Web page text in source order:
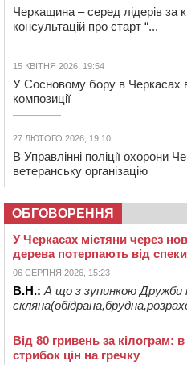
Черкащина – серед лідерів за
консультацій про старт “...
15 КВІТНЯ 2026, 19:54
У Сосновому бору в Черкасах
композиції
27 ЛЮТОГО 2026, 19:10
В Управлінні поліції охорони
ветеранську організацію
ОБГОВОРЕННЯ
У Черкасах містяни через
дерева потерпають від
06 СЕРПНЯ 2026, 15:23
В.Н.: А що з зупинкою Дружби
Від 80 гривень за кілограм:
стрибок цін на гречку